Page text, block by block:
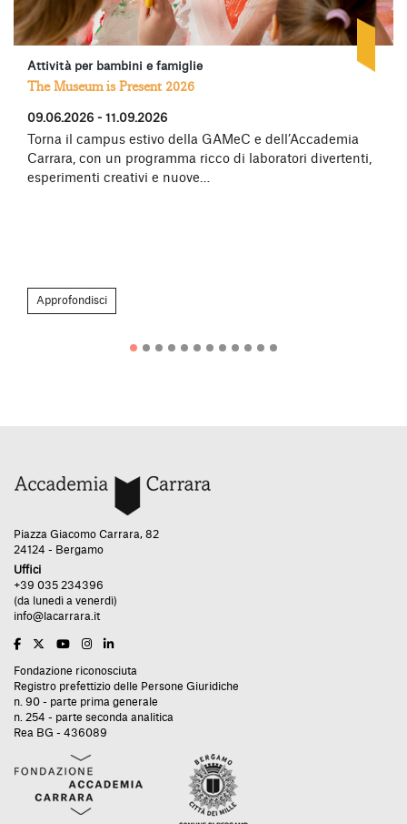
Attività per bambini e famiglie
The Museum is Present 2026
09.06.2026 - 11.09.2026
Torna il campus estivo della GAMeC e dell’Accademia
Carrara, con un programma ricco di laboratori divertenti,
esperimenti creativi e nuove…
Approfondisci
Piazza Giacomo Carrara, 82
24124 - Bergamo
Uffici
+39 035 234396
(da lunedì a venerdì)
info@lacarrara.it
Fondazione riconosciuta
Registro prefettizio delle Persone Giuridiche
n. 90 - parte prima generale
n. 254 - parte seconda analitica
Rea BG - 436089